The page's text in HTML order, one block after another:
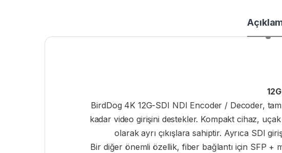
BirdDog 4K 12G-SDI NDI Encoder / Decoder, tam
kadar video girişini destekler. Kompakt cihaz,
olarak ayrı çıkışlara sahiptir. Ayrıca SDI
Bir diğer önemli özellik, fiber bağlantı için SFP +